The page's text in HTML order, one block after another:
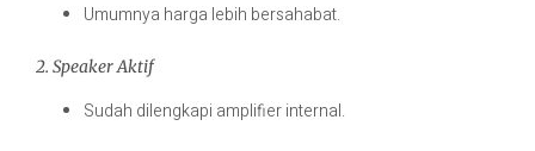
Umumnya harga lebih bersahabat.
2. Speaker Aktif
Sudah dilengkapi amplifier internal.